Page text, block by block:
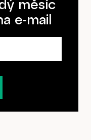
měsíc
e-mail